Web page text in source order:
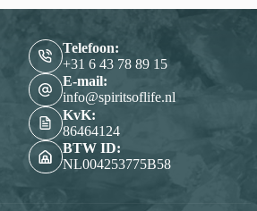
Telefoon:
‭+31 6 43 78 89 15‬
E-mail:
info@spiritsoflife.nl
KvK:
86464124
BTW ID:
NL004253775B58